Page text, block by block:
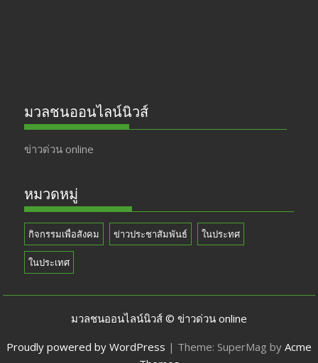
มวลชนออนไลน์นิวส์
ข่าวด่วน online
หมวดหมู่
กิจกรรมเพื่อสังคม ข่าวประชาสัมพันธ์ ในประทศ
ในประเทศ
มวลชนออนไลน์นิวส์ © ข่าวด่วน online
Proudly powered by WordPress | Theme: SuperMag by Acme